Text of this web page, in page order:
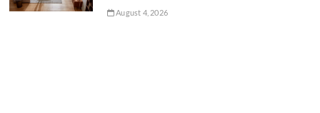
August 4, 2026